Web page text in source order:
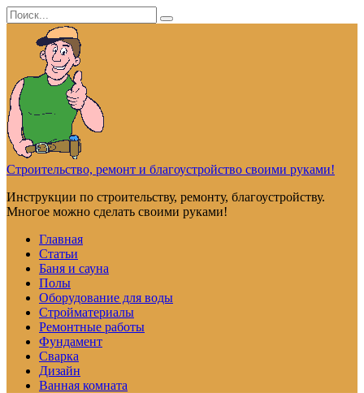
Перейти
к
контенту
Search
for:
Строительство, ремонт и благоустройство своими руками!
Инструкции по строительству, ремонту, благоустройству.
Многое можно сделать своими руками!
Главная
Статьи
Баня и сауна
Полы
Оборудование для воды
Стройматериалы
Ремонтные работы
Фундамент
Сварка
Дизайн
Ванная комната